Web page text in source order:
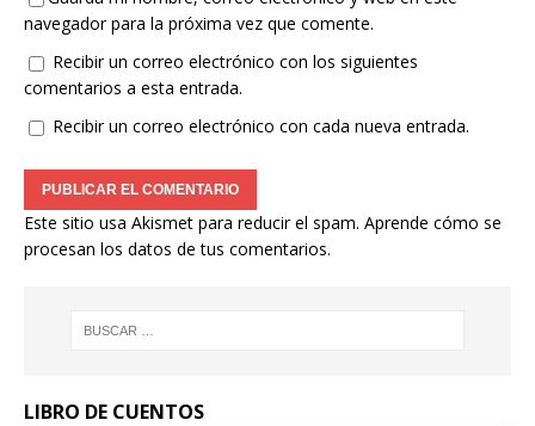
navegador para la próxima vez que comente.
Recibir un correo electrónico con los siguientes
comentarios a esta entrada.
Recibir un correo electrónico con cada nueva entrada.
Este sitio usa Akismet para reducir el spam. Aprende cómo se
procesan los datos de tus comentarios.
LIBRO DE CUENTOS